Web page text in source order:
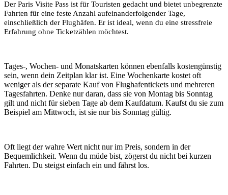
Der Paris Visite Pass ist für Touristen gedacht und bietet unbegrenzte
Fahrten für eine feste Anzahl aufeinanderfolgender Tage,
einschließlich der Flughäfen. Er ist ideal, wenn du eine stressfreie
Erfahrung ohne Ticketzählen möchtest.
Tages-, Wochen- und Monatskarten können ebenfalls kostengünstig
sein, wenn dein Zeitplan klar ist. Eine Wochenkarte kostet oft
weniger als der separate Kauf von Flughafentickets und mehreren
Tagesfahrten. Denke nur daran, dass sie von Montag bis Sonntag
gilt und nicht für sieben Tage ab dem Kaufdatum. Kaufst du sie zum
Beispiel am Mittwoch, ist sie nur bis Sonntag gültig.
Oft liegt der wahre Wert nicht nur im Preis, sondern in der
Bequemlichkeit. Wenn du müde bist, zögerst du nicht bei kurzen
Fahrten. Du steigst einfach ein und fährst los.